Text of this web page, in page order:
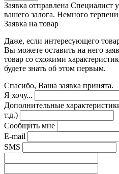
Заявка отправлена Специалист
вашего залога. Немного
Заявка на товар
Даже, если интересующего
Вы можете оставить на него
товар со схожими
будете знать об этом первым.
Спасибо, Ваша заявка принята.
Я хочу...
Дополнительные
т.д.)
Сообщить мне
E-mail
SMS